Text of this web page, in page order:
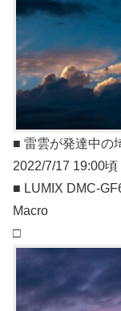
■ 雷雲が発達中の
2022/7/17 19:00頃
■ LUMIX DMC-
Macro
□